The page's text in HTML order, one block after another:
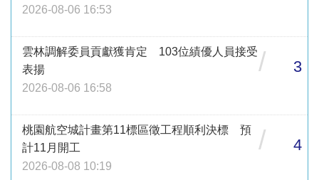
2026-08-06 16:53
雲林調解委員貢獻獲肯定 103位績優人員接受
表揚
2026-08-06 16:58
/ 3
桃園航空城計畫第11標區徵工程順利決標 預
計11月開工
2026-08-08 10:19
/ 4